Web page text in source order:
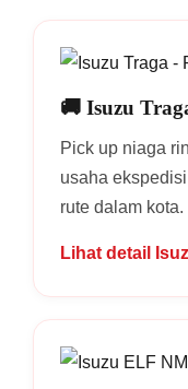
🚚 Isuzu
Pick up niaga
usaha
rute dalam kota.
Lihat detail